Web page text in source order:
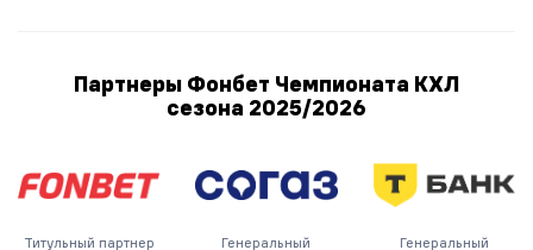
Партнеры Фонбет Чемпионата КХЛ
сезона 2025/2026
Титульный партнер Генеральный Генеральный